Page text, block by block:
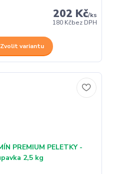
202 Kč/ks
180 Kčbez DPH
Zvolit variantu